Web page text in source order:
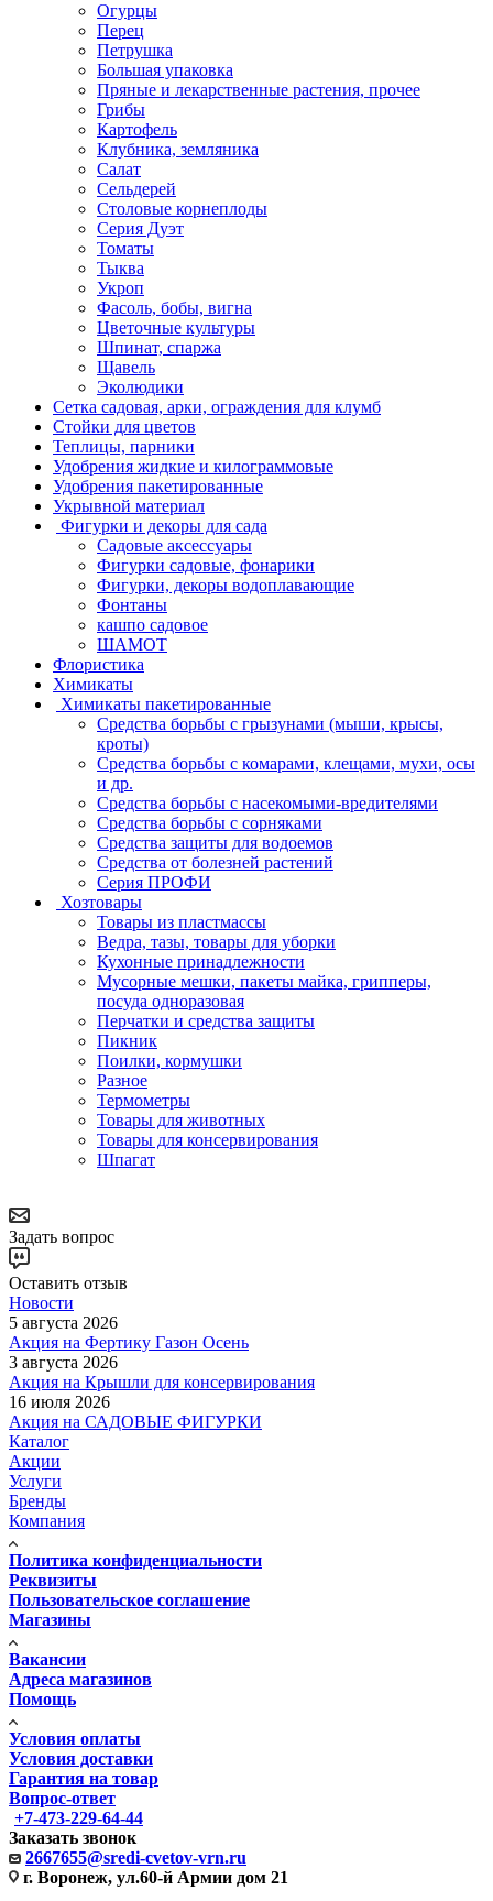
Огурцы
Перец
Петрушка
Большая упаковка
Пряные и лекарственные растения, прочее
Грибы
Картофель
Клубника, земляника
Салат
Сельдерей
Столовые корнеплоды
Серия Дуэт
Томаты
Тыква
Укроп
Фасоль, бобы, вигна
Цветочные культуры
Шпинат, спаржа
Щавель
Эколюдики
Сетка садовая, арки, ограждения для клумб
Стойки для цветов
Теплицы, парники
Удобрения жидкие и килограммовые
Удобрения пакетированные
Укрывной материал
Фигурки и декоры для сада
Садовые аксессуары
Фигурки садовые, фонарики
Фигурки, декоры водоплавающие
Фонтаны
кашпо садовое
ШАМОТ
Флористика
Химикаты
Химикаты пакетированные
Средства борьбы с грызунами (мыши, крысы,
кроты)
Средства борьбы с комарами, клещами, мухи, осы
и др.
Средства борьбы с насекомыми-вредителями
Средства борьбы с сорняками
Средства защиты для водоемов
Средства от болезней растений
Серия ПРОФИ
Хозтовары
Товары из пластмассы
Ведра, тазы, товары для уборки
Кухонные принадлежности
Мусорные мешки, пакеты майка, грипперы,
посуда одноразовая
Перчатки и средства защиты
Пикник
Поилки, кормушки
Разное
Термометры
Товары для животных
Товары для консервирования
Шпагат
Задать вопрос
Оставить отзыв
Новости
5 августа 2026
Акция на Фертику Газон Осень
3 августа 2026
Акция на Крышли для консервирования
16 июля 2026
Акция на САДОВЫЕ ФИГУРКИ
Каталог
Акции
Услуги
Бренды
Компания
Политика конфиденциальности
Реквизиты
Пользовательское соглашение
Магазины
Вакансии
Адреса магазинов
Помощь
Условия оплаты
Условия доставки
Гарантия на товар
Вопрос-ответ
+7-473-229-64-44
Заказать звонок
2667655@sredi-cvetov-vrn.ru
г. Воронеж, ул.60-й Армии дом 21